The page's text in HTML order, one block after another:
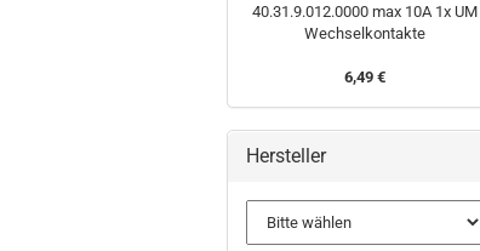
40.31.9.012.0000 max 10A 1x UM
Wechselkontakte
6,49 €
Hersteller